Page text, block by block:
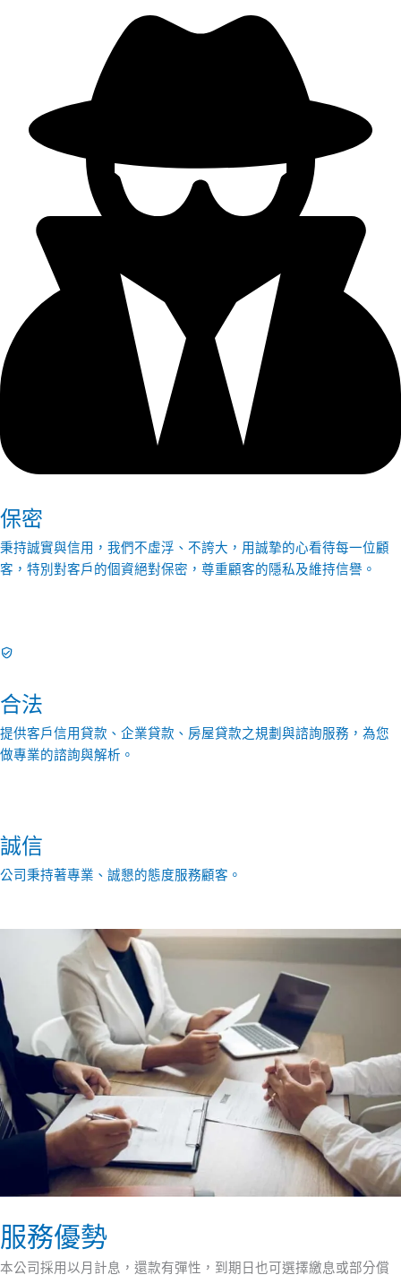
保密
秉持誠實與信用，我們不虛浮、不誇大，用誠摯的心看待每一位顧
客，特別對客戶的個資絕對保密，尊重顧客的隱私及維持信譽。
合法
提供客戶信用貸款、企業貸款、房屋貸款之規劃與諮詢服務，為您
做專業的諮詢與解析。
誠信
公司秉持著專業、誠懇的態度服務顧客。
服務優勢
本公司採用以月計息，還款有彈性，到期日也可選擇繳息或部分償